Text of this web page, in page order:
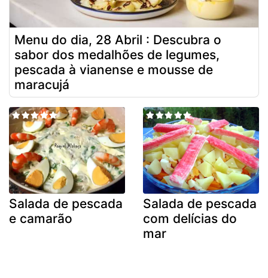
Menu do dia, 28 Abril : Descubra o
sabor dos medalhões de legumes,
pescada à vianense e mousse de
maracujá
Salada de pescada
e camarão
Salada de pescada
com delícias do
mar